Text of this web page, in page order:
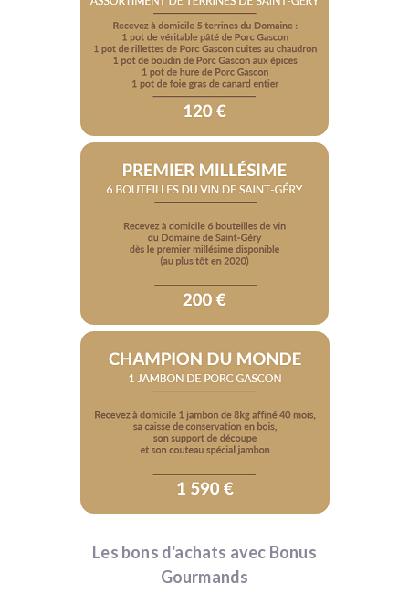
Les bons d'achats avec Bonus
Gourmands